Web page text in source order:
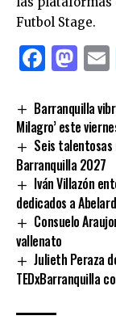
Futbol Stage.
Barranquilla
Milagro’ este
Seis talentosas
Barranquilla 2027
Iván Villazón
dedicados a
Consuelo
vallenato
Julieth Peraza
TEDxBarranquilla